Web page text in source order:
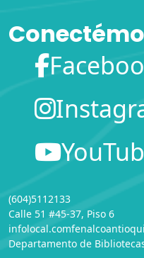
(604)5112133
Calle 51 #45-37, Piso 6
Departamento de